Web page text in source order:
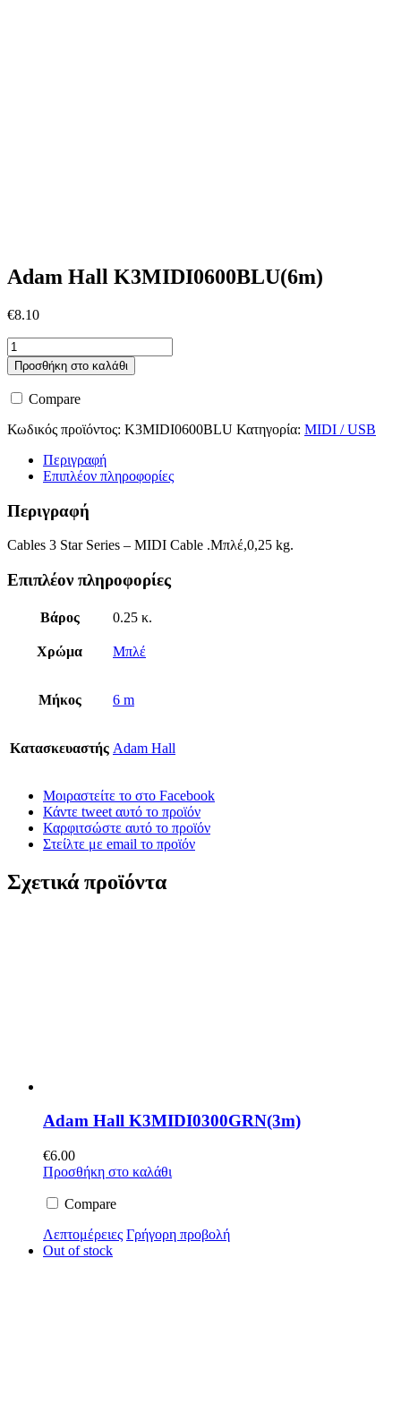
Adam Hall K3MIDI0600BLU(6m)
€8.10
Adam
Hall
K3MIDI0600BLU(6m)
ποσότητα
Προσθήκη στο καλάθι
Compare
Κωδικός προϊόντος: K3MIDI0600BLU Κατηγορία: MIDI / USB
Περιγραφή
Επιπλέον πληροφορίες
Περιγραφή
Cables 3 Star Series – MIDI Cable .Μπλέ,0,25 kg.
Επιπλέον πληροφορίες
Βάρος 0.25 κ.
Χρώμα Μπλέ
Μήκος 6 m
Κατασκευαστής Adam Hall
Μοιραστείτε το στο Facebook
Κάντε tweet αυτό το προϊόν
Καρφιτσώστε αυτό το προϊόν
Στείλτε με email το προϊόν
Σχετικά προϊόντα
Adam Hall K3MIDI0300GRN(3m)
€6.00
Προσθήκη στο καλάθι
Compare
Λεπτομέρειες Γρήγορη προβολή
Out of stock